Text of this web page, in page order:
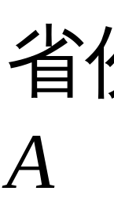
省
A